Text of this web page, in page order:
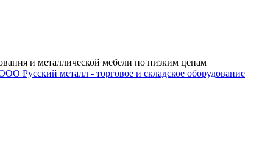
и металлической мебели по низким ценам